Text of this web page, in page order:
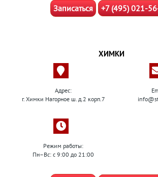
Записаться +7 (495) 021-
ХИМКИ
Адрес:
г. Химки Нагорное ш. д.2 корп.7
Режим работы:
Пн–Вс: с 9:00 до 21:00